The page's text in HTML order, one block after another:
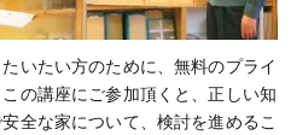
いたい方のために、無料のプライ
の講座にご参加頂くと、正しい知
全な家について、検討を進めるこ